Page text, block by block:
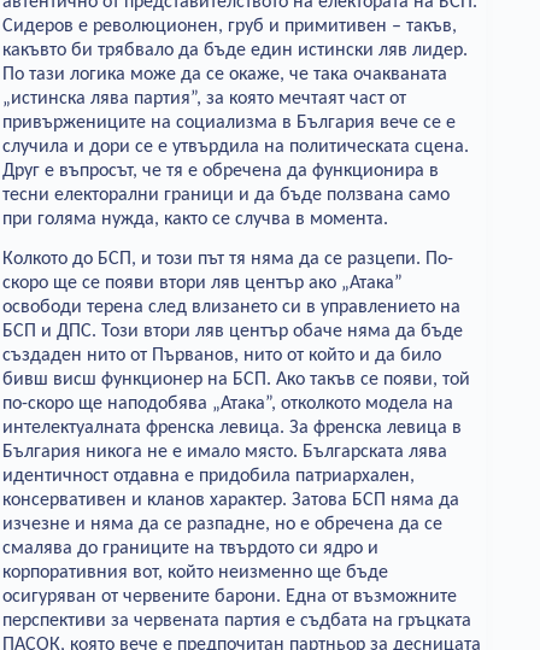
Сидеров е революционен, груб и примитивен – такъв,
какъвто би трябвало да бъде един истински ляв лидер.
По тази логика може да се окаже, че така очакваната
„истинска лява партия”, за която мечтаят част от
привържениците на социализма в България вече се е
случила и дори се е утвърдила на политическата сцена.
Друг е въпросът, че тя е обречена да функционира в
тесни електорални граници и да бъде ползвана само
при голяма нужда, както се случва в момента.
Колкото до БСП, и този път тя няма да се разцепи. По-
скоро ще се появи втори ляв център ако „Атака”
освободи терена след влизането си в управлението на
БСП и ДПС. Този втори ляв център обаче няма да бъде
създаден нито от Първанов, нито от който и да било
бивш висш функционер на БСП. Ако такъв се появи, той
по-скоро ще наподобява „Атака”, отколкото модела на
интелектуалната френска левица. За френска левица в
България никога не е имало място. Българската лява
идентичност отдавна е придобила патриархален,
консервативен и кланов характер. Затова БСП няма да
изчезне и няма да се разпадне, но е обречена да се
смалява до границите на твърдото си ядро и
корпоративния вот, който неизменно ще бъде
осигуряван от червените барони. Една от възможните
перспективи за червената партия е съдбата на гръцката
ПАСОК, която вече е предпочитан партньор за десницата